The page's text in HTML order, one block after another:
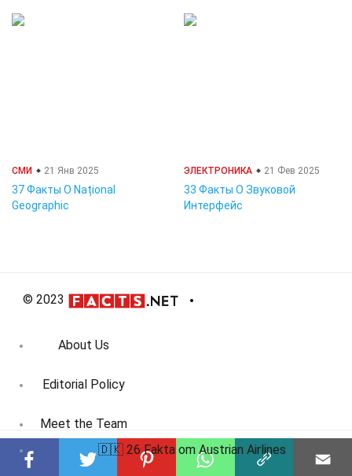
СМИ 21 Янв 2025
37 Факты О Național
Geographic
ЭЛЕКТРОНИКА 21 Фев 2025
33 Факты О Звуковой
Интерфейс
© 2023
About Us
Editorial Policy
Meet the Team
Product Review
🇩🇰 26 Fakta om Austrian Airlines